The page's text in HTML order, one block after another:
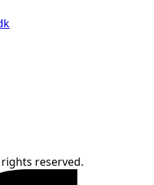
reserved.